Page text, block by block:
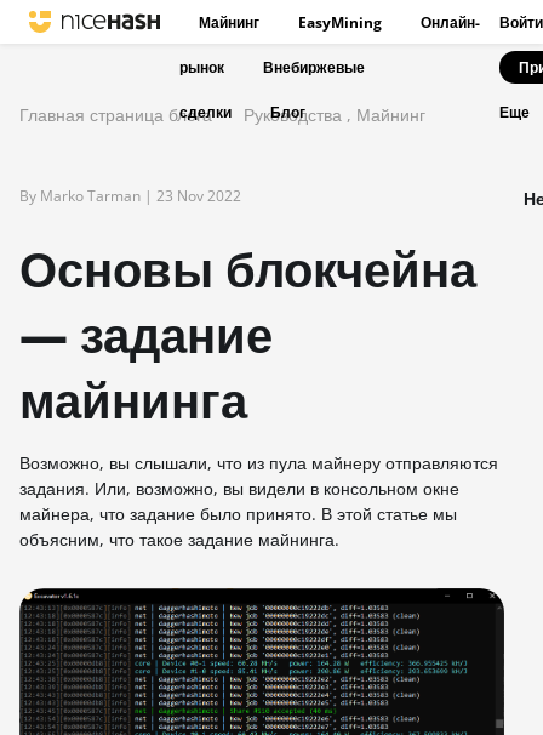
Майнинг EasyMining Онлайн-
рынок Внебиржевые
сделки Блог
Войти
Еще
Главная страница блога Руководства , Майнинг
By Marko Tarman | 23 Nov 2022
Основы блокчейна
— задание
майнинга
Возможно, вы слышали, что из пула майнеру отправляются
задания. Или, возможно, вы видели в консольном окне
майнера, что задание было принято. В этой статье мы
объясним, что такое задание майнинга.